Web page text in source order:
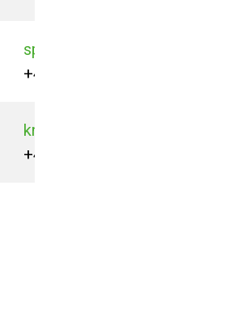
spurny@mbtech.eu
+420 725 928 260
knapkova@mbtech.eu
+420 727 845 134